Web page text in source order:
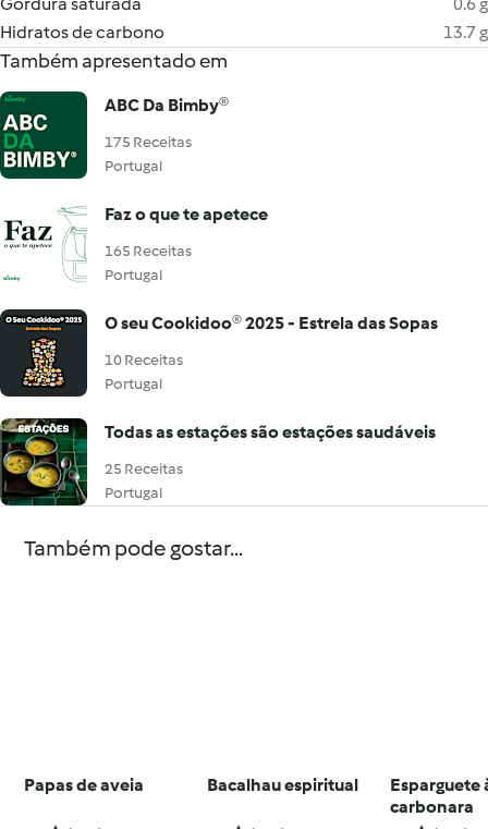
Hidratos de carbono
13.7 g
Também apresentado em
ABC Da Bimby®
175 Receitas
Portugal
Faz o que te apetece
165 Receitas
Portugal
O seu Cookidoo® 2025 - Estrela das Sopas
10 Receitas
Portugal
Todas as estações são estações saudáveis
25 Receitas
Portugal
Também pode gostar...
Papas de aveia Bacalhau espiritual
Esparguete
carbonara